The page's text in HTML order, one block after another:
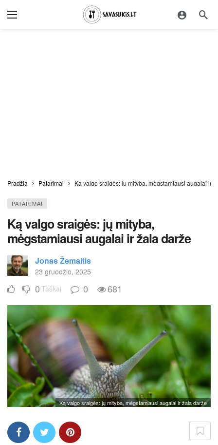
Pradžia Patarimai Ką valgo sraigės: jų mityba, mėgstamiausi augalai ir
PATARIMAI
Ką valgo sraigės: jų mityba,
mėgstamiausi augalai ir žala darže
Jonas Žemaitis
23 gruodžio, 2025
0 Taškai 0 681
Ką valgo sraigės: jų mityba, mėgstamiausi augalai ir žala darže